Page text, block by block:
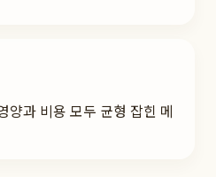
양과 비용 모두 균형 잡힌 메